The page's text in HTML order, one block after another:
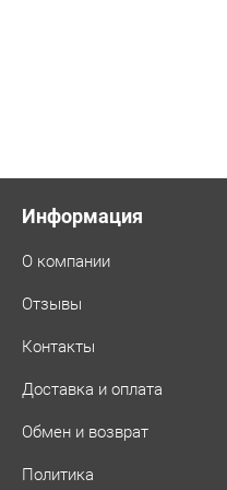
Информация
О компании
Отзывы
Контакты
Доставка и оплата
Обмен и возврат
Политика